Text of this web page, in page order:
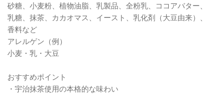
砂糖、小麦粉、植物油脂、乳製品、全粉乳、ココアバター、
乳糖、抹茶、カカオマス、イースト、乳化剤（大豆由来）、
香料など
アレルゲン（例）
小麦・乳・大豆
おすすめポイント
・宇治抹茶使用の本格的な味わい